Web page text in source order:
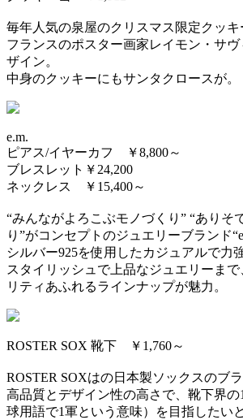
毎年人気の泉屋のクリスマス限定クッキ
フランスのポスター画家レイモン・サ
ザイン。
中身のクッキーにもサンタクロースが。
e.m.
ピアス/イヤーカフ ￥8,800～
ブレスレット￥24,200
ネックレス ￥15,400～
“みんながよろこぶモノづくり” “ありそ
り”がコンセプトのジュエリーブランド
シルバー925を使用したカジュアルで力
スタイリッシュで上品なジュエリーま
リティあふれるラインナップが魅力。
ROSTER SOX 靴下 ￥1,760～
ROSTER SOXはの日本製ソックスのブラ
高品質とデザイン性の高さで、靴下界の
球用語で1軍という意味）を目指したい